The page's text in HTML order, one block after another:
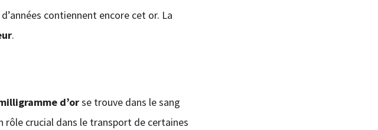
contiennent encore cet or. La
.
d’orse trouve dans le sang
rôle crucial dans le transport de certaines